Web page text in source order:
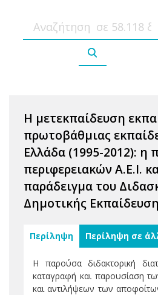
Η μετεκπαίδευση
πρωτοβάθμιας
Ελλάδα (1995-2012): η
περιφερειακών Α.Ε.Ι.
παράδειγμα του
Δημοτικής
Περίληψη Περίληψη σε
Η παρούσα διδακτορική
καταγραφή και παρουσίαση
και αντιλήψεων των